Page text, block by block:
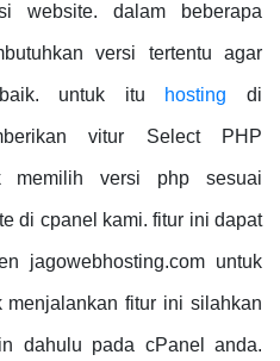
website. dalam beberapa
versi tertentu agar
untuk itu hostingdi
vitur Select PHP
memilih versi php sesuai
di cpanel kami. fitur ini dapat
jagowebhosting.com untuk
menjalankan fitur ini silahkan
dahulu pada cPanel anda.